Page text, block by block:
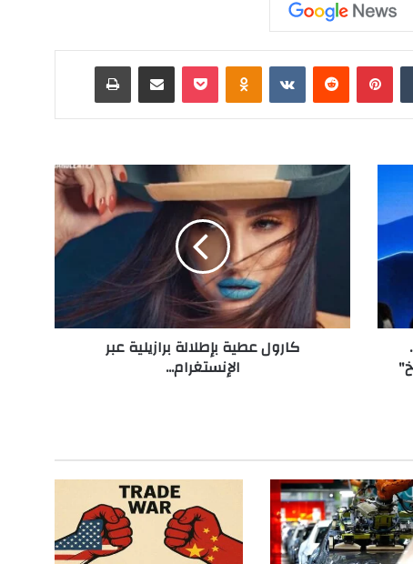
‏Tumblr بينتيريست ‏Reddit
‏VKontakte
Odnoklassniki
‫Pocket مشاركة عبر البريد طباعة
ك
ة
ة
ب
ر
ا
ز
ي
كارول عطية بإطلالة برازيلية عبر
الإنستغرام...